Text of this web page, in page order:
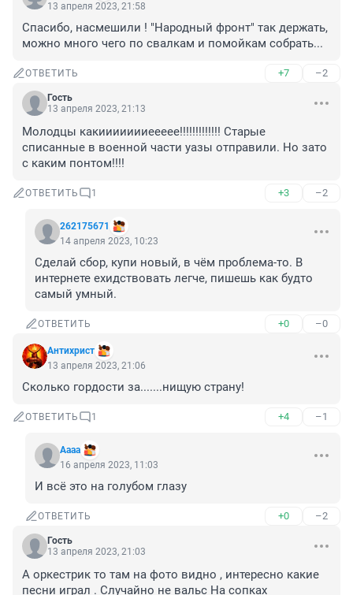
13 апреля 2023, 21:58
Спасибо, насмешили ! "Народный фронт" так держать,
можно много чего по свалкам и помойкам собрать...
ОТВЕТИТЬ +7 –2
Гость
13 апреля 2023, 21:13
Молодцы какиииииииеееее!!!!!!!!!!!!! Старые
списанные в военной части уазы отправили. Но зато
с каким понтом!!!!
ОТВЕТИТЬ 1 +3 –2
262175671
14 апреля 2023, 10:23
Сделай сбор, купи новый, в чём проблема-то. В
интернете ехидствовать легче, пишешь как будто
самый умный.
ОТВЕТИТЬ +0 –0
Антихрист
13 апреля 2023, 21:06
Сколько гордости за.......нищую страну!
ОТВЕТИТЬ 1 +4 –1
Аааа
16 апреля 2023, 11:03
И всё это на голубом глазу
ОТВЕТИТЬ +0 –2
Гость
13 апреля 2023, 21:03
А оркестрик то там на фото видно , интересно какие
песни играл . Случайно не вальс На сопках